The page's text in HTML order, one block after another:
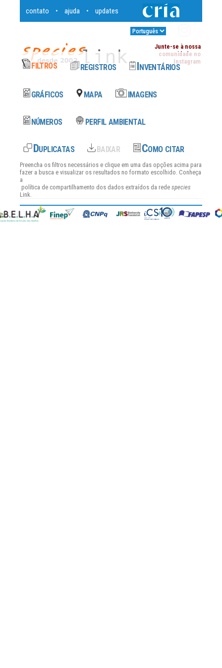
contato • ajuda • updates
Junte-se à nossa
comunidade no
Instagram
Preencha os filtros necessários e clique em uma das opções acima para
fazer a busca e visualizar os resultados no formato escolhido. Conheça
a
política de compartilhamento dos dados extraídos da rede species
Link.